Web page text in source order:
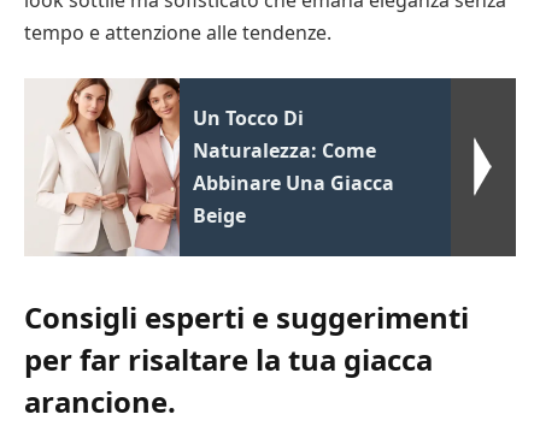
tempo e attenzione alle tendenze.
Un Tocco Di
Naturalezza: Come
Abbinare Una Giacca
Beige
Consigli esperti e suggerimenti
per far risaltare la tua giacca
arancione.